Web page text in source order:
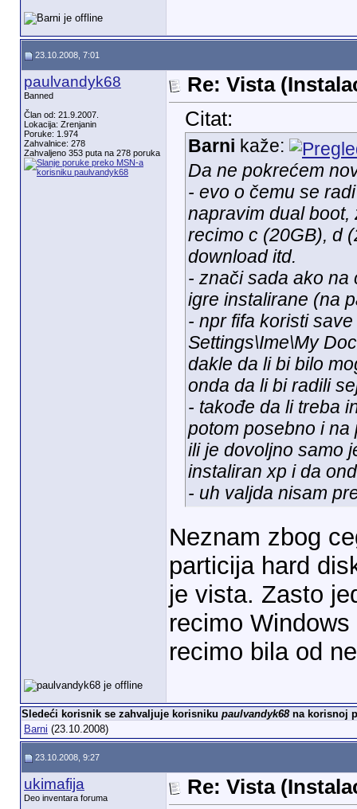
23.10.2008, 7:01
paulvandyk68
Banned
Član od: 21.9.2007.
Lokacija: Zrenjanin
Poruke: 1.974
Zahvalnice: 278
Zahvaljeno 353 puta na 278 poruka
Re: Vista
Citat:
Barni kaže:
Da ne pokrećem
- evo o čemu se
napravim dual
recimo c (20GB), d
download itd.
- znači sada ako na
igre instalirane (na
- npr fifa koristi
Settings\Ime\My
dakle da li bi bilo
onda da li bi radili
- takođe da li treba
potom posebno i
ili je dovoljno samo
instaliran xp i da
- uh valjda nisam
Neznam zbog
particija hard
je vista. Zasto
recimo
recimo bila od
Sledeći korisnik se zahvaljuje korisniku paulvandyk68na korisnoj
Barni (23.10.2008)
23.10.2008, 9:27
ukimafija
Deo inventara foruma
Re: Vista